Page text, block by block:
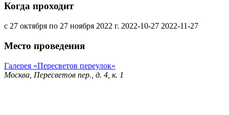
Когда проходит
с 27 октября по 27 ноября 2022 г. 2022-10-27 2022-11-27
Место проведения
Галерея «Пересветов переулок»
Москва, Пересветов пер., д. 4, к. 1